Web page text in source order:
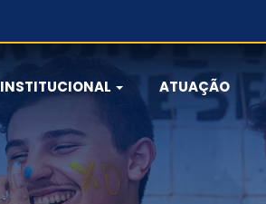
INSTITUCIONAL ATUAÇÃO